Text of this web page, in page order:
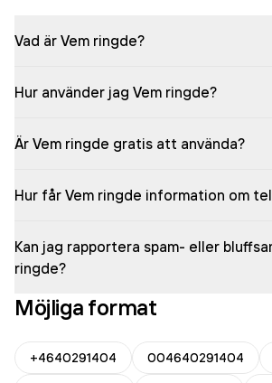
Vad är Vem ringde?
Hur använder jag Vem ringde?
Är Vem ringde gratis att använda?
Hur får Vem ringde information om
Kan jag rapportera spam- eller
ringde?
Möjliga format
+4640291404 004640291404